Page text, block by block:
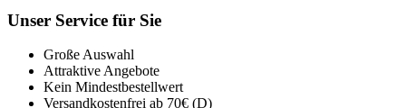
Unser Service für Sie
Große Auswahl
Attraktive Angebote
Kein Mindestbestellwert
Versandkostenfrei ab 70€ (D)